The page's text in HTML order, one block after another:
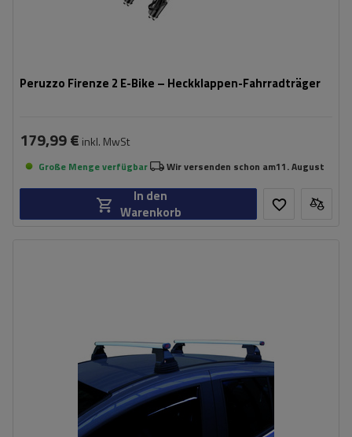
Peruzzo Firenze 2 E-Bike – Heckklappen-Fahrradträger
179,99 € inkl. MwSt
Große Menge verfügbar Wir versenden schon am11. August
In den
Warenkorb